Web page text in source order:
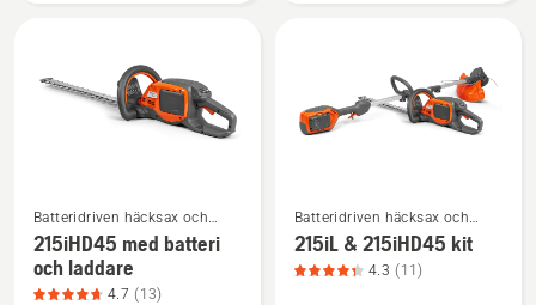
charger,
produktbetyg
Se
mer
information
Batteridriven häcksax och
elektrisk häcksax
215iHD45 med batteri
och laddare
4.7 (13)
Se
mer
Batteridriven häcksax och
elektrisk häcksax
215iL & 215iHD45 kit
4.3 (11)